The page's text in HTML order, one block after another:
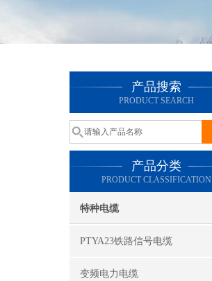
产品搜索
PRODUCT SEARCH
产品分类
PRODUCT CLASSIFICATION
特种电缆
PTYA23铁路信号电缆
变频电力电缆